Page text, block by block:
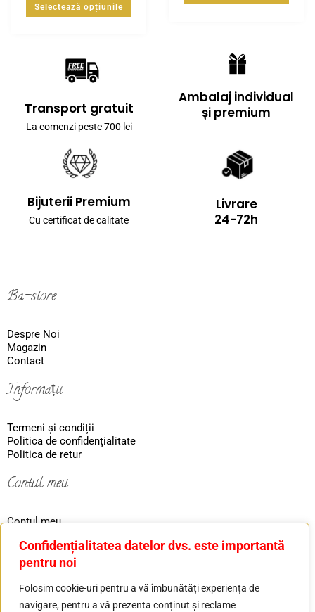
Confidențialitatea datelor dvs. este importantă
pentru noi
Folosim cookie-uri pentru a vă îmbunătăți experiența de
navigare, pentru a vă prezenta conținut și reclame
Selectează opțiunile
Transport gratuit
La comenzi peste 700 lei
Ambalaj individual
și premium
Bijuterii Premium
Cu certificat de calitate
Livrare
24-72h
Ba-store
Despre Noi
Magazin
Contact
Informații
Termeni și condiții
Politica de confidențialitate
Politica de retur
Contul meu
Contul meu
Ordin